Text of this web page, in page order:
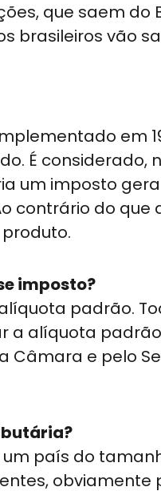
que saem do
brasileiros vão
em
É considerado,
um imposto
contrário do que
imposto?
padrão.
a alíquota
Câmara e pelo
país do
obviamente